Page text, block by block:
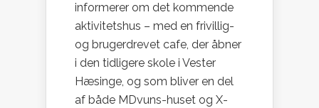
informerer om det kommende
aktivitetshus – med en frivillig-
og brugerdrevet cafe, der åbner
i den tidligere skole i Vester
Hæsinge, og som bliver en del
af både MDvuns-huset og X-